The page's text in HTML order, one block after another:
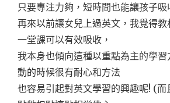
只要專注力夠，短時間也能讓孩子
再來以前讓女兒上過英文，我覺得教
一堂課可以有效吸收，
我本身也傾向這種以重點為主的學
動的時候很有耐心和方法
也容易引起對英文學習的興趣呢! (而